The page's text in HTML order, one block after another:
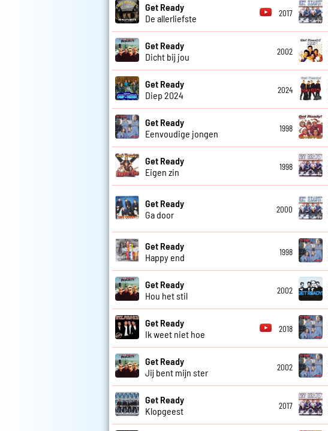
Get Ready
De allerliefste
2017
Get Ready
Dicht bij jou
2002
Get Ready
Diep 2024
2024
Get Ready
Eenvoudige jongen
1998
Get Ready
Eigen zin
1998
Get Ready
Ga door
2000
Get Ready
Happy end
1998
Get Ready
Hou het stil
2002
Get Ready
Ik weet niet hoe
2018
Get Ready
Jij bent mijn ster
2002
Get Ready
Klopgeest
2017